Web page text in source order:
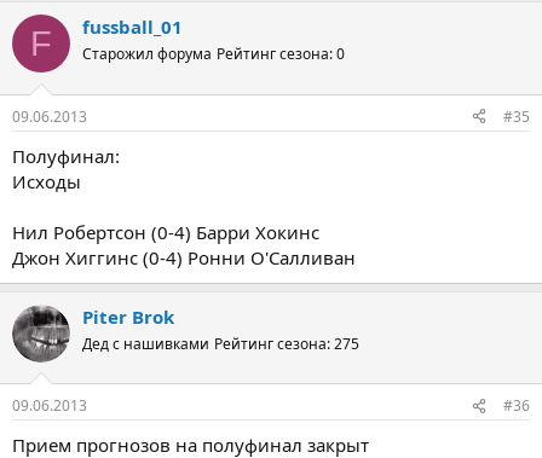
F fussball_01
Старожил форума Рейтинг сезона: 0
09.06.2013 #35
Полуфинал:
Исходы
Нил Робертсон (0-4) Барри Хокинс
Джон Хиггинс (0-4) Ронни О'Салливан
Piter Brok
Дед с нашивками Рейтинг сезона: 275
09.06.2013 #36
Прием прогнозов на полуфинал закрыт